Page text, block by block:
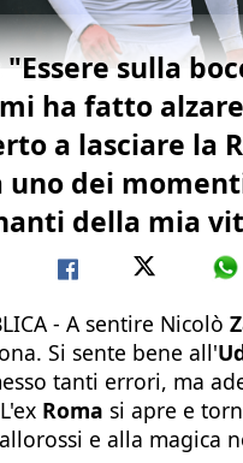
"Essere sulla
ha fatto
a lasciare la
uno dei
della mia
- A sentire Nicolò
Si sente bene all'
tanti errori, ma
Roma si apre e
e alla magica